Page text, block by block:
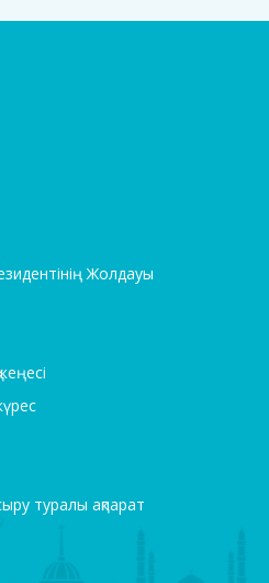
Жолдауы
туралы ақпарат